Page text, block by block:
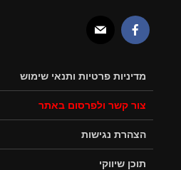
מדיניות פרטיות ותנאי שימוש
צור קשר ולפרסום באתר
הצהרת נגישות
תוכן שיווקי